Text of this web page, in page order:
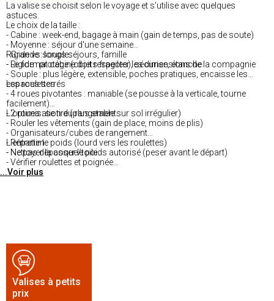
La valise se choisit selon le voyage et s'utilise avec quelques
astuces.
Le choix de la taille :
- Cabine : week-end, bagage à main (gain de temps, pas de soute)
- Moyenne : séjour d'une semaine
- Grande : longs séjours, famille
- Le format cabine doit respecter les dimensions de la compagnie
Rigide vs souple :
- Rigide : protège (objets fragiles), sécurise, étanche
- Souple : plus légère, extensible, poches pratiques, encaisse les
espaces serrés
Les roulettes :
- 4 roues pivotantes : maniable (se pousse à la verticale, tourne
facilement)
- 2 roues : se tire (plus stable sur sol irrégulier)
L'optimisation du rangement :
- Rouler les vêtements (gain de place, moins de plis)
- Organisateurs/cubes de rangement
- Répartir le poids (lourd vers les roulettes)
- Ne pas dépasser le poids autorisé (peser avant le départ)
L'entretien :
- Nettoyer la coque/toile
- Vérifier roulettes et poignée
- Ranger vide dans un endroit sec (emboîter les valises gigognes)
...Voir plus
Valises à petits
prix